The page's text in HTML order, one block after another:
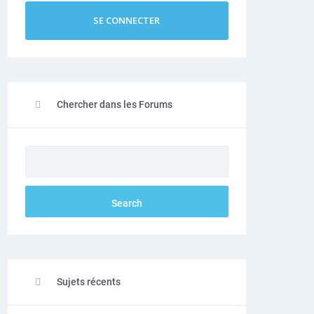
SE CONNECTER
Chercher dans les Forums
Sujets récents